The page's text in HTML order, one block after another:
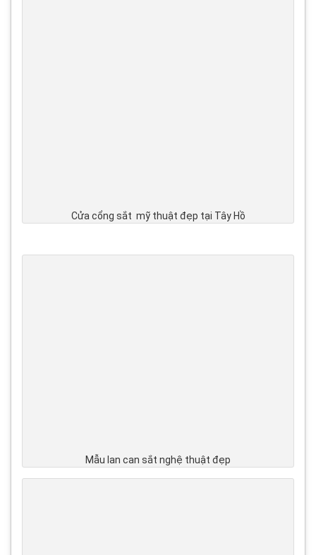
Cửa cổng sắt mỹ thuật đẹp tại Tây Hồ
Mẫu lan can sắt nghệ thuật đẹp